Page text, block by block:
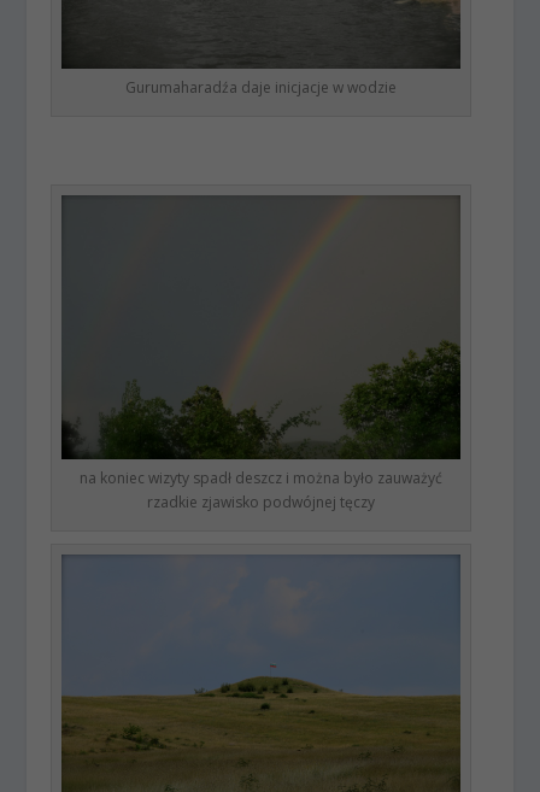
Gurumaharadźa daje inicjacje w wodzie
na koniec wizyty spadł deszcz i można było zauważyć
rzadkie zjawisko podwójnej tęczy